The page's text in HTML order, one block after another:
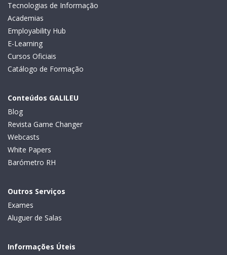
Tecnologias de Informação
Academias
Employability Hub
E-Learning
Cursos Oficiais
Catálogo de Formação
Conteúdos GALILEU
Blog
Revista Game Changer
Webcasts
White Papers
Barómetro RH
Outros Serviços
Exames
Aluguer de Salas
Informações Úteis